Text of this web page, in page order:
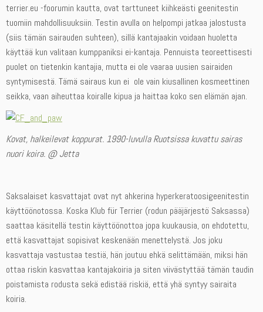
terrier.eu -foorumin kautta, ovat tarttuneet kiihkeästi geenitestin
tuomiin mahdollisuuksiin. Testin avulla on helpompi jatkaa jalostusta
(siis tämän sairauden suhteen), sillä kantajaakin voidaan huoletta
käyttää kun valitaan kumppaniksi ei-kantaja. Pennuista teoreettisesti
puolet on tietenkin kantajia, mutta ei ole vaaraa uusien sairaiden
syntymisestä. Tämä sairaus kun ei ole vain kiusallinen kosmeettinen
seikka, vaan aiheuttaa koiralle kipua ja haittaa koko sen elämän ajan.
Kovat, halkeilevat koppurat. 1990-luvulla Ruotsissa kuvattu sairas
nuori koira. @ Jetta
Saksalaiset kasvattajat ovat nyt ahkerina hyperkeratoosigeenitestin
käyttöönotossa. Koska Klub für Terrier (rodun pääjärjestö Saksassa)
saattaa käsitellä testin käyttöönottoa jopa kuukausia, on ehdotettu,
että kasvattajat sopisivat keskenään menettelystä. Jos joku
kasvattaja vastustaa testiä, hän joutuu ehkä selittämään, miksi hän
ottaa riskin kasvattaa kantajakoiria ja siten viivästyttää tämän taudin
poistamista rodusta sekä edistää riskiä, että yhä syntyy sairaita
koiria.